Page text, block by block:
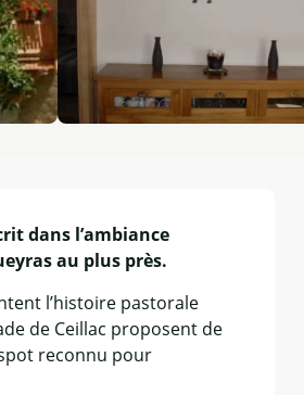
dans l’ambiance
au plus près.
l’histoire pastorale
de Ceillac proposent de
reconnu pour